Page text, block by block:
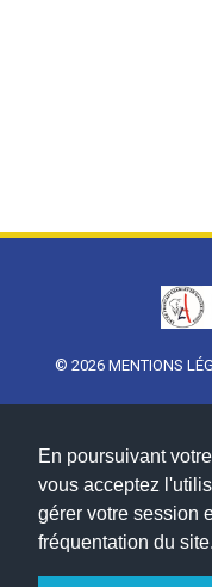
En poursuivant
vous acceptez
gérer votre session
fréquentation du site.
© 2026 MENTIONS